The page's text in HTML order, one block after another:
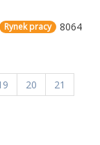
8064
Rynek pracy
20
21